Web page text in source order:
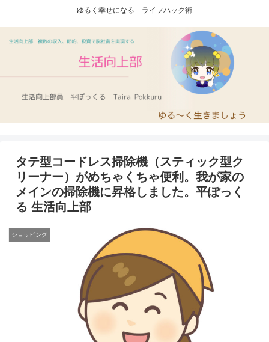
ゆるく幸せになる ライフハック術
タテ型コードレス掃除機（スティック型ク
リーナー）がめちゃくちゃ便利。我が家の
メインの掃除機に昇格しました。平ぽっく
る 生活向上部
ショッピング